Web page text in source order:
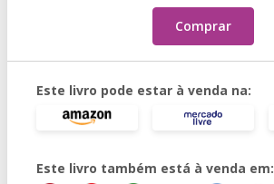
Comprar
Este livro pode estar à venda na:
Este livro também está à venda em: